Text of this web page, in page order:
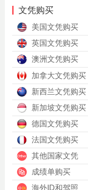
文凭购买
美国文凭购买
英国文凭购买
澳洲文凭购买
加拿大文凭购买
新西兰文凭购买
新加坡文凭购买
德国文凭购买
法国文凭购买
其他国家文凭
成绩单购买
海外ID和驾照